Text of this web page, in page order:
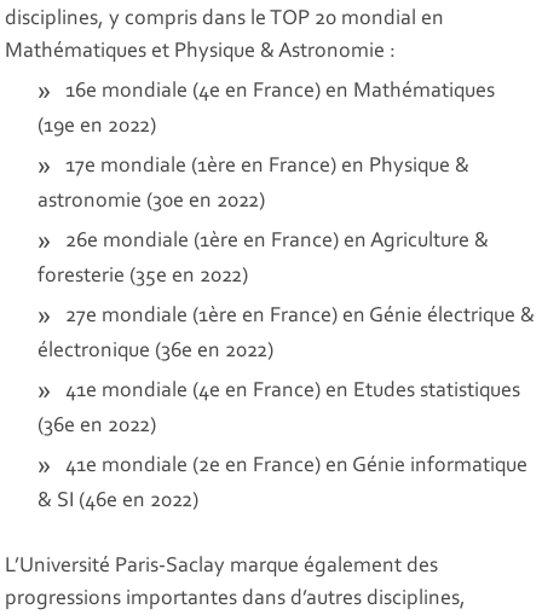
disciplines, y compris dans le TOP 20 mondial en
Mathématiques et Physique & Astronomie :
16e mondiale (4e en France) en Mathématiques
(19e en 2022)
17e mondiale (1ère en France) en Physique &
astronomie (30e en 2022)
26e mondiale (1ère en France) en Agriculture &
foresterie (35e en 2022)
27e mondiale (1ère en France) en Génie électrique &
électronique (36e en 2022)
41e mondiale (4e en France) en Etudes statistiques
(36e en 2022)
41e mondiale (2e en France) en Génie informatique
& SI (46e en 2022)
L’Université Paris-Saclay marque également des
progressions importantes dans d’autres disciplines,